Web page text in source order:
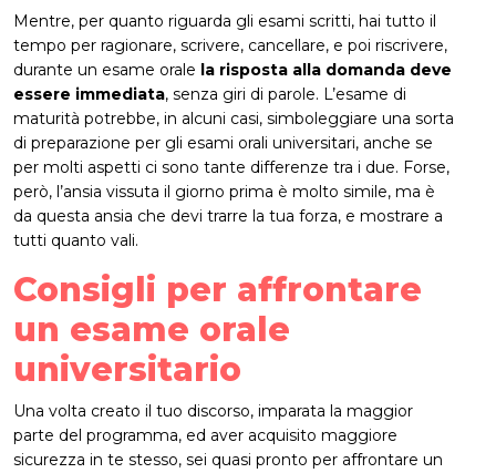
Mentre, per quanto riguarda gli esami scritti, hai tutto il
tempo per ragionare, scrivere, cancellare, e poi riscrivere,
durante un esame orale la risposta alla domanda deve
essere immediata, senza giri di parole. L’esame di
maturità potrebbe, in alcuni casi, simboleggiare una sorta
di preparazione per gli esami orali universitari, anche se
per molti aspetti ci sono tante differenze tra i due. Forse,
però, l’ansia vissuta il giorno prima è molto simile, ma è
da questa ansia che devi trarre la tua forza, e mostrare a
tutti quanto vali.
Consigli per affrontare
un esame orale
universitario
Una volta creato il tuo discorso, imparata la maggior
parte del programma, ed aver acquisito maggiore
sicurezza in te stesso, sei quasi pronto per affrontare un